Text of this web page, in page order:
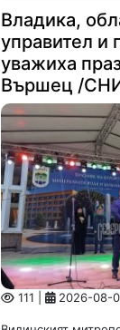
Владика,
управител и
уважиха
Вършец /
111 | 2026-08-
Видинският